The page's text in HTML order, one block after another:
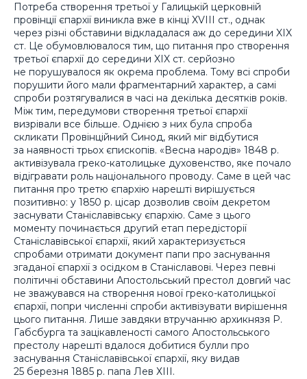
Потреба створення третьої у Галицькій церковній
провінції єпархії виникла вже в кінці XVIII ст., однак
через різні обставини відкладалася аж до середини XIX
ст. Це обумовлювалося тим, що питання про створення
третьої єпархії до середини XIX ст. серйозно
не порушувалося як окрема проблема. Тому всі спроби
порушити його мали фрагментарний характер, а самі
спроби розтягувалися в часі на декілька десятків років.
Між тим, передумови створення третьої єпархії
визрівали все більше. Однією з них була спроба
скликати Провінційний Синод, який міг відбутися
за наявності трьох єпископів. «Весна народів» 1848 р.
активізувала греко-католицьке духовенство, яке почало
відігравати роль національного проводу. Саме в цей час
питання про третю єпархію нарешті вирішується
позитивно: у 1850 р. цісар дозволив своїм декретом
заснувати Станіславівську єпархію. Саме з цього
моменту починається другий етап передісторії
Станіславівської єпархії, який характеризується
спробами отримати документ папи про заснування
згаданої єпархії з осідком в Станіславові. Через певні
політичні обставини Апостольський престол довгий час
не зважувався на створення нової греко-католицької
єпархії, попри численні спроби активізувати вирішення
цього питання. Лише завдяки втручанню архикнязя Р.
Габсбурга та зацікавленості самого Апостольського
престолу нарешті вдалося добитися булли про
заснування Станіславівської єпархії, яку видав
25 березня 1885 р. папа Лев ХІІІ.